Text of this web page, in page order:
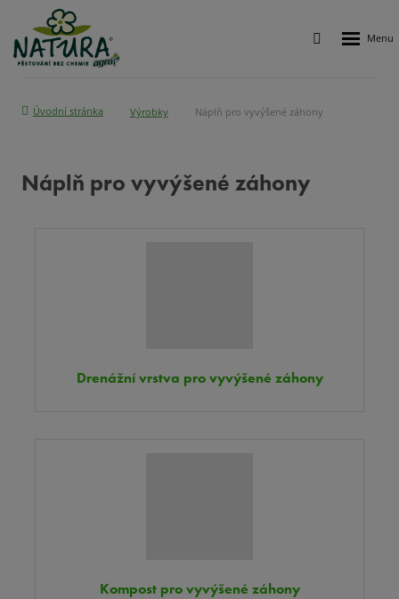
Vyhledávání
Úvodní stránka Výrobky Náplň pro vyvýšené záhony
Náplň pro vyvýšené záhony
Drenážní vrstva pro vyvýšené záhony
Kompost pro vyvýšené záhony